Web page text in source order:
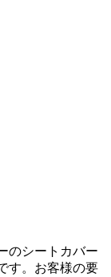
のシートカバー
す。お客様の要